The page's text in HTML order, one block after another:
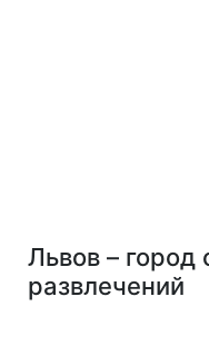
Львов – город
развлечений